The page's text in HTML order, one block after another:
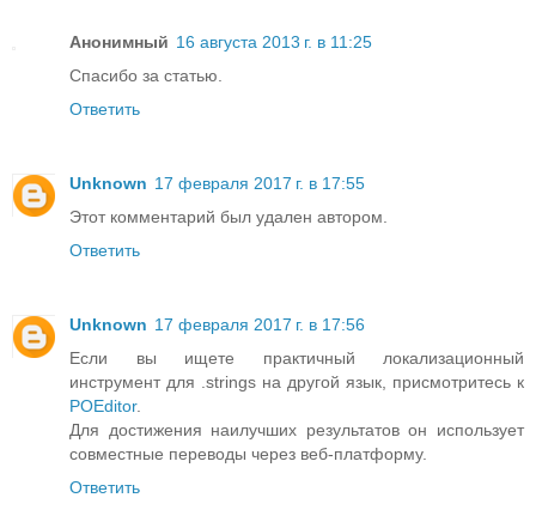
Анонимный 16 августа 2013 г. в 11:25
Спасибо за статью.
Ответить
Unknown 17 февраля 2017 г. в 17:55
Этот комментарий был удален автором.
Ответить
Unknown 17 февраля 2017 г. в 17:56
Если вы ищете практичный локализационный
инструмент для .strings на другой язык, присмотритесь к
POEditor.
Для достижения наилучших результатов он использует
совместные переводы через веб-платформу.
Ответить